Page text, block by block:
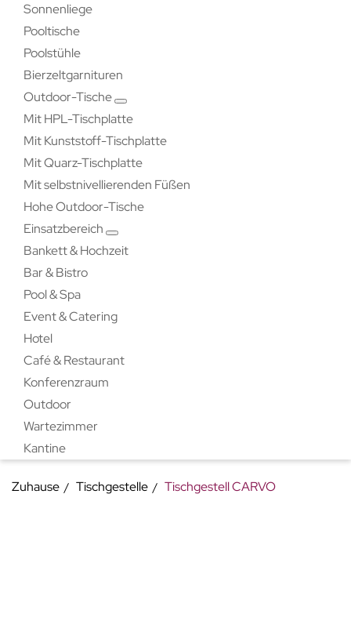
Sonnenliege
Pooltische
Poolstühle
Bierzeltgarnituren
Outdoor-Tische
Mit HPL-Tischplatte
Mit Kunststoff-Tischplatte
Mit Quarz-Tischplatte
Mit selbstnivellierenden Füßen
Hohe Outdoor-Tische
Einsatzbereich
Bankett & Hochzeit
Bar & Bistro
Pool & Spa
Event & Catering
Hotel
Café & Restaurant
Konferenzraum
Outdoor
Wartezimmer
Kantine
Zuhause Tischgestelle Tischgestell CARVO